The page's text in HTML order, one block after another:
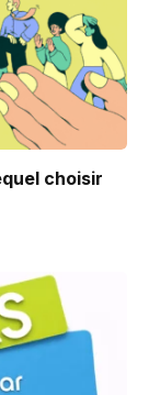
choisir